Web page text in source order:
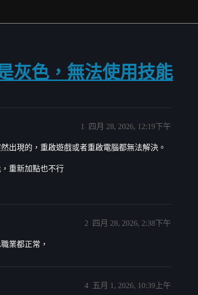
灰色，無法使用技能
四月 28, 2026, 12:19下午
1
出現的，重啟遊戲或者重啟電腦都無法解決。
重新加點也不行
四月 28, 2026, 2:38下午
2
業都正常，
五月 1, 2026, 10:39上午
4